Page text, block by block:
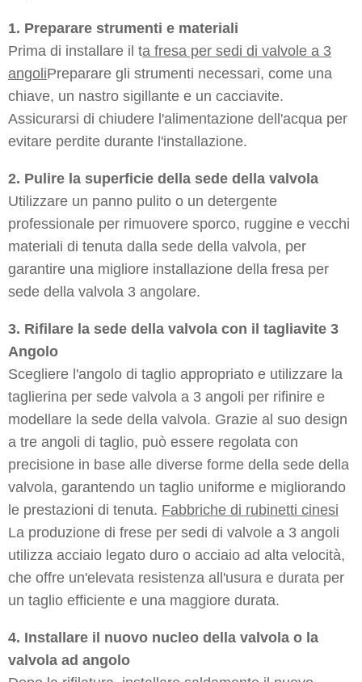
1. Preparare strumenti e materiali
Prima di installare il ta fresa per sedi di valvole a 3
angoliPreparare gli strumenti necessari, come una
chiave, un nastro sigillante e un cacciavite.
Assicurarsi di chiudere l'alimentazione dell'acqua per
evitare perdite durante l'installazione.
2. Pulire la superficie della sede della valvola
Utilizzare un panno pulito o un detergente
professionale per rimuovere sporco, ruggine e vecchi
materiali di tenuta dalla sede della valvola, per
garantire una migliore installazione della fresa per
sede della valvola 3 angolare.
3. Rifilare la sede della valvola con il tagliavite 3
Angolo
Scegliere l'angolo di taglio appropriato e utilizzare la
taglierina per sede valvola a 3 angoli per rifinire e
modellare la sede della valvola. Grazie al suo design
a tre angoli di taglio, può essere regolata con
precisione in base alle diverse forme della sede della
valvola, garantendo un taglio uniforme e migliorando
le prestazioni di tenuta. Fabbriche di rubinetti cinesi
La produzione di frese per sedi di valvole a 3 angoli
utilizza acciaio legato duro o acciaio ad alta velocità,
che offre un'elevata resistenza all'usura e durata per
un taglio efficiente e una maggiore durata.
4. Installare il nuovo nucleo della valvola o la
valvola ad angolo